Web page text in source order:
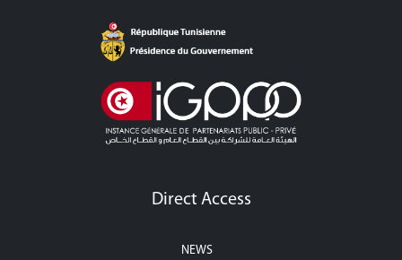
Direct Access
NEWS